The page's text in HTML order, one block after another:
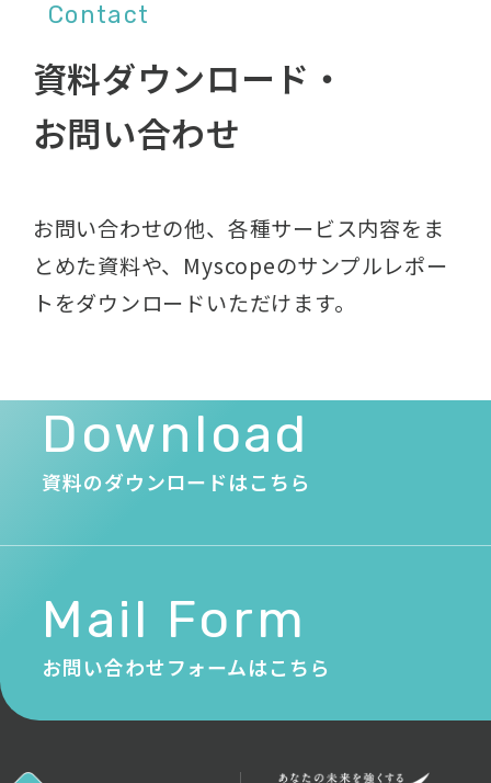
Contact
資料ダウンロード・
お問い合わせ
お問い合わせの他、各種サービス内容をま
とめた資料や、 Myscopeのサンプルレポー
トをダウンロードいただけます。
Download
資料のダウンロードはこちら
Mail Form
お問い合わせフォームはこちら